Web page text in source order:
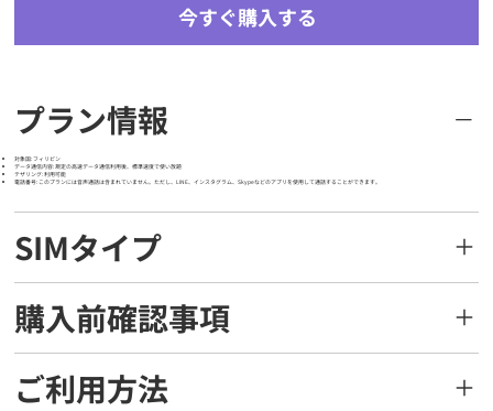
今すぐ購入する
プラン情報
対象国: フィリピン
データ通信内容: 規定の高速データ通信利用後、標準速度で使い放題
テザリング: 利用可能
電話番号: このプランには音声通話は含まれていません。ただし、LINE、インスタグラム、Skypeなどのアプリを使用して通話することができます。
SIMタイプ
購入前確認事項
ご利用方法